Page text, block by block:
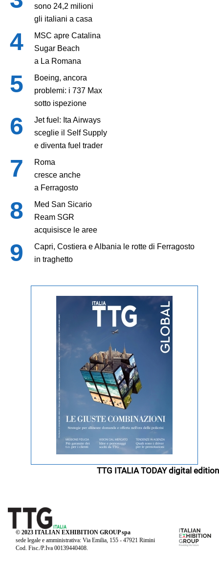
sono 24,2 milioni
gli italiani a casa
MSC apre Catalina
Sugar Beach
a La Romana
Boeing, ancora
problemi: i 737 Max
sotto ispezione
Jet fuel: Ita Airways
sceglie il Self Supply
e diventa fuel trader
Roma
cresce anche
a Ferragosto
Med San Sicario
Ream SGR
acquisisce le aree
Capri, Costiera e Albania le rotte di Ferragosto
in traghetto
TTG ITALIA TODAY digital edition
© 2023 ITALIAN EXHIBITION GROUP spa
sede legale e amministrativa: Via Emilia, 155 - 47921 Rimini
Cod. Fisc./P.Iva 00139440408.